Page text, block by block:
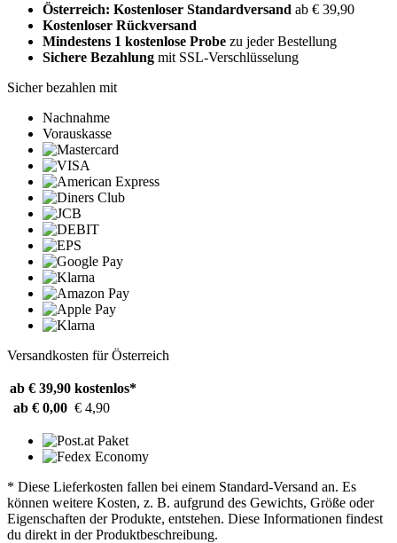
Österreich: Kostenloser Standardversand ab € 39,90
Kostenloser Rückversand
Mindestens 1 kostenlose Probe zu jeder Bestellung
Sichere Bezahlung mit SSL-Verschlüsselung
Sicher bezahlen mit
Nachnahme
Vorauskasse
Versandkosten für Österreich
ab € 39,90 kostenlos*
ab € 0,00 € 4,90
* Diese Lieferkosten fallen bei einem Standard-Versand an. Es
können weitere Kosten, z. B. aufgrund des Gewichts, Größe oder
Eigenschaften der Produkte, entstehen. Diese Informationen findest
du direkt in der Produktbeschreibung.